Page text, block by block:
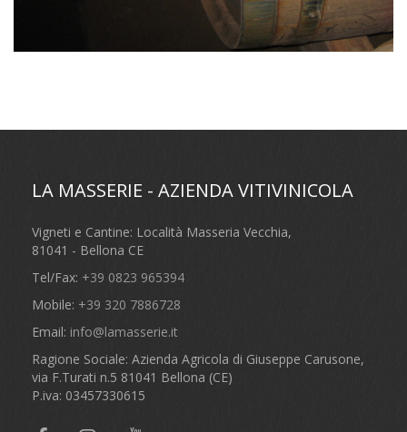
LA MASSERIE - AZIENDA VITIVINICOLA
Vigneti e Cantine: Località Masseria Vecchia,
81041 - Bellona CE
Tel/Fax: +39 0823 965394
Mobile: +39 320 7886728
Email: info@lamasserie.it
Ragione Sociale: Azienda Agricola di Giuseppe Carusone,
via F.Turati n.5 81041 Bellona (CE)
P.iva: 03457330615